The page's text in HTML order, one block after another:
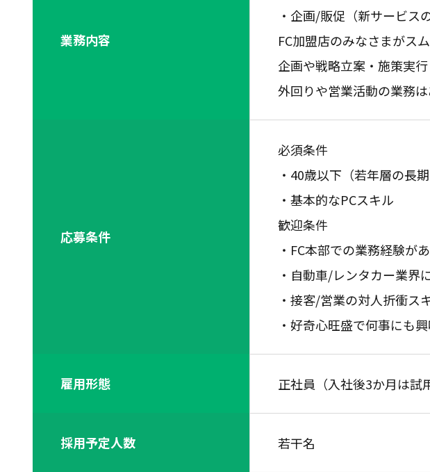
業務内容
・企画/販促（新サービス
FC加盟店のみなさまがス
企画や戦略立案・施策実
外回りや営業活動の業務は
応募条件
必須条件
・40歳以下（若年層の長
・基本的なPCスキル
歓迎条件
・FC本部での業務経験が
・自動車/レンタカー業界
・接客/営業の対人折衝ス
・好奇心旺盛で何事にも
雇用形態 正社員（入社後3か月は試
採用予定人数 若干名